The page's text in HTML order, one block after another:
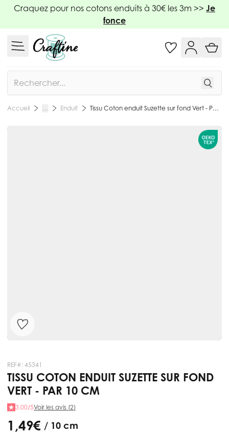
Allez au contenu
Craquez pour nos cotons enduits à 30€ les 3m >> Je
fonce
Accueil … Enduit Tissu Coton enduit Suzette sur fond Vert - Par 10 cm
REF#: 45341
TISSU COTON ENDUIT SUZETTE SUR FOND
VERT - PAR 10 CM
3.00/5Voir les avis (2)
1,49 € / 10 cm